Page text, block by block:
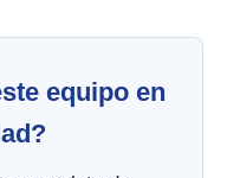
equipo en